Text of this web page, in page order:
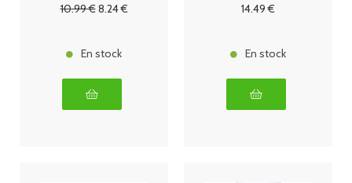
10.99€8.24€
En stock
14.49 €
En stock